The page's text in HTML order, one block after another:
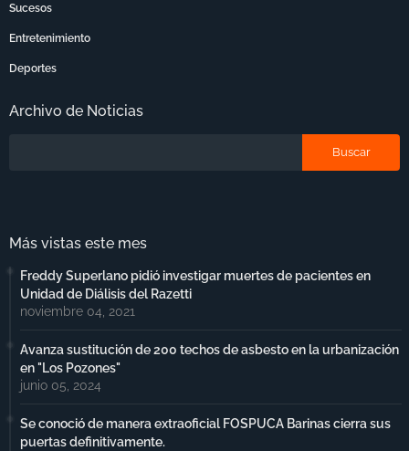
Sucesos
Entretenimiento
Deportes
Archivo de Noticias
Más vistas este mes
Freddy Superlano pidió investigar muertes de pacientes en
Unidad de Diálisis del Razetti
noviembre 04, 2021
Avanza sustitución de 200 techos de asbesto en la urbanización
en "Los Pozones"
junio 05, 2024
Se conoció de manera extraoficial FOSPUCA Barinas cierra sus
puertas definitivamente.